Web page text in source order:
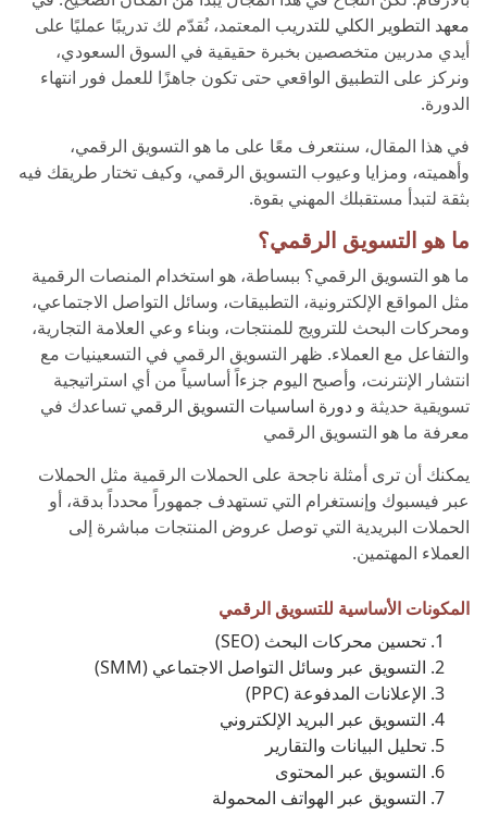
معهد التطوير الكلي للتدريب المعتمد، نُقدّم لك تدريبًا عمليًا على
أيدي مدربين متخصصين بخبرة حقيقية في السوق السعودي،
ونركز على التطبيق الواقعي حتى تكون جاهزًا للعمل فور انتهاء
الدورة.
في هذا المقال، سنتعرف معًا على ما هو التسويق الرقمي،
وأهميته، ومزايا وعيوب التسويق الرقمي، وكيف تختار طريقك فيه
بثقة لتبدأ مستقبلك المهني بقوة.
ما هو التسويق الرقمي؟
ما هو التسويق الرقمي؟ ببساطة، هو استخدام المنصات الرقمية
مثل المواقع الإلكترونية، التطبيقات، وسائل التواصل الاجتماعي،
ومحركات البحث للترويج للمنتجات، وبناء وعي العلامة التجارية،
والتفاعل مع العملاء. ظهر التسويق الرقمي في التسعينيات مع
انتشار الإنترنت، وأصبح اليوم جزءاً أساسياً من أي استراتيجية
تسويقية حديثة و دورة اساسيات التسويق الرقمي تساعدك في
معرفة ما هو التسويق الرقمي
يمكنك أن ترى أمثلة ناجحة على الحملات الرقمية مثل الحملات
عبر فيسبوك وإنستغرام التي تستهدف جمهوراً محدداً بدقة، أو
الحملات البريدية التي توصل عروض المنتجات مباشرة إلى
العملاء المهتمين.
المكونات الأساسية للتسويق الرقمي
تحسين محركات البحث (SEO)
التسويق عبر وسائل التواصل الاجتماعي (SMM)
الإعلانات المدفوعة (PPC)
التسويق عبر البريد الإلكتروني
تحليل البيانات والتقارير
التسويق عبر المحتوى
التسويق عبر الهواتف المحمولة